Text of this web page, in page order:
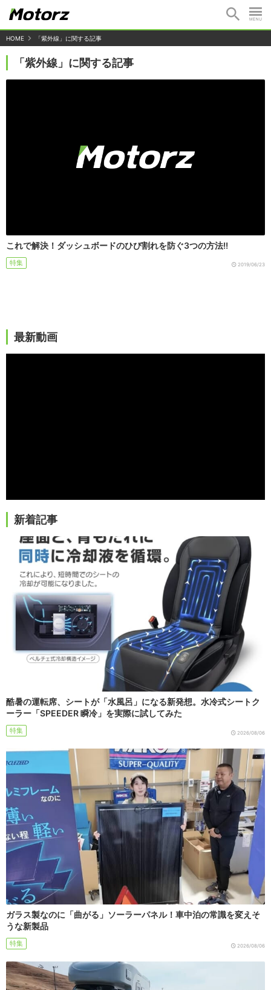
HOME 「紫外線」に関する記事
「紫外線」に関する記事
これで解決！ダッシュボードのひび割れを防ぐ3つの方法!!
特集 2019/06/23
最新動画
新着記事
酷暑の運転席、シートが「水風呂」になる新発想。水冷式シートク
ーラー「SPEEDER 瞬冷」を実際に試してみた
特集 2026/08/06
ガラス製なのに「曲がる」ソーラーパネル！車中泊の常識を変えそ
うな新製品
特集 2026/08/06